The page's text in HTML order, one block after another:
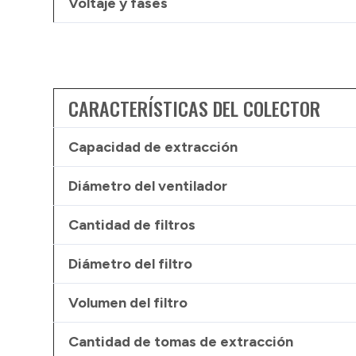
CARACTERÍSTICAS DEL COLECTOR
Capacidad de extracción
Diámetro del ventilador
Cantidad de filtros
Diámetro del filtro
Volumen del filtro
Cantidad de tomas de extracción